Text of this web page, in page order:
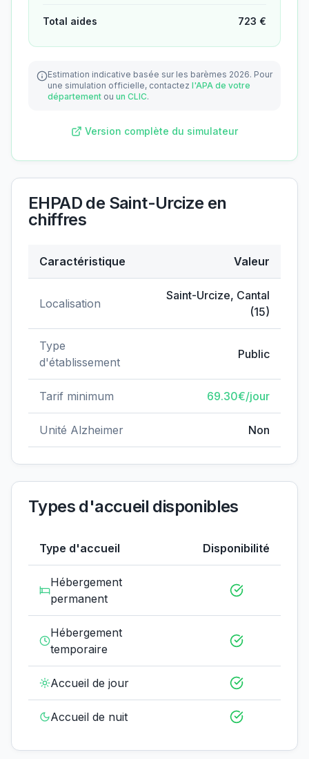
Total aides 723 €
Estimation indicative basée sur les barèmes 2026. Pour
une simulation officielle, contactez l'APA de votre
département ou un CLIC.
Version complète du simulateur
EHPAD de Saint-Urcize en
chiffres
Caractéristique Valeur
Localisation
Saint-Urcize, Cantal
(15)
Type
d'établissement
Public
Tarif minimum 69.30€/jour
Unité Alzheimer Non
Types d'accueil disponibles
Type d'accueil Disponibilité
Hébergement
permanent
Hébergement
temporaire
Accueil de jour
Accueil de nuit